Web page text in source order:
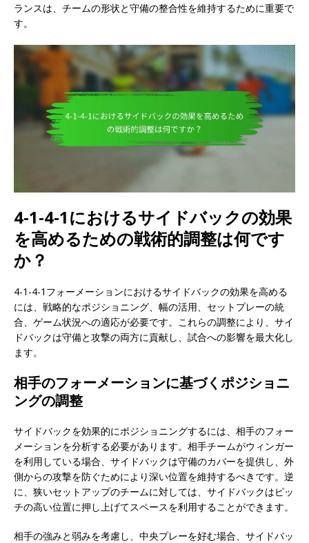
ランスは、チームの形状と守備の整合性を維持するために重要で
す。
4-1-4-1におけるサイドバックの効果
を高めるための戦術的調整は何です
か？
4-1-4-1フォーメーションにおけるサイドバックの効果を高める
には、戦略的なポジショニング、幅の活用、セットプレーの統
合、ゲーム状況への適応が必要です。これらの調整により、サイ
ドバックは守備と攻撃の両方に貢献し、試合への影響を最大化し
ます。
相手のフォーメーションに基づくポジショニ
ングの調整
サイドバックを効果的にポジショニングするには、相手のフォー
メーションを分析する必要があります。相手チームがウィンガー
を利用している場合、サイドバックは守備のカバーを提供し、外
側からの攻撃を防ぐためにより深い位置を維持するべきです。逆
に、狭いセットアップのチームに対しては、サイドバックはピッ
チの高い位置に押し上げてスペースを利用することができます。
相手の強みと弱みを考慮し、中央プレーを好む場合、サイドバッ